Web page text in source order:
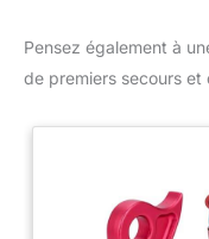
Pensez également à
de premiers secours et